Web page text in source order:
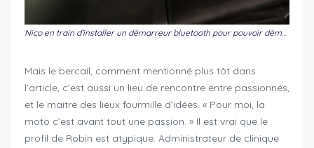
Nico en train d’installer un démarreur bluetooth pour pouvoir démarrer sa belle avec son smartphone. Et dire qu’il y a 10 mois, le mec n’avait encore jamais mis ses mains dans un moteur…
Mais le bercail, comment mentionné plus tôt dans
l’article, c’est aussi un lieu de rencontre entre passionnés,
et le maitre des lieux fourmille d’idées. « Pour moi, la
moto c’est avant tout une passion. » Il est vrai que le
profil de Robin est atypique. Administrateur de clinique